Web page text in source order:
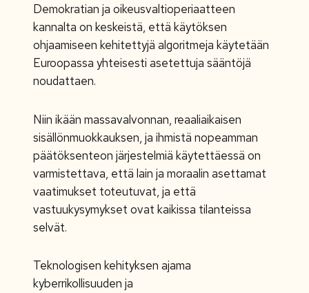
Demokratian ja oikeusvaltioperiaatteen
kannalta on keskeistä, että käytöksen
ohjaamiseen kehitettyjä algoritmeja käytetään
Euroopassa yhteisesti asetettuja sääntöjä
noudattaen.
Niin ikään massavalvonnan, reaaliaikaisen
sisällönmuokkauksen, ja ihmistä nopeamman
päätöksenteon järjestelmiä käytettäessä on
varmistettava, että lain ja moraalin asettamat
vaatimukset toteutuvat, ja että
vastuukysymykset ovat kaikissa tilanteissa
selvät.
Teknologisen kehityksen ajama
kyberrikollisuuden ja